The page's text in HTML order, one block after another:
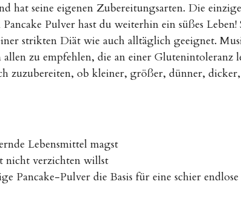
hat seine eigenen Zubereitungsarten. Die
Pulver hast du weiterhin ein süßes
strikten Diät wie auch alltäglich geeignet.
zu empfehlen, die an einer Glutenintoleranz
zuzubereiten, ob kleiner, größer, dünner,
Lebensmittel magst
nicht verzichten willst
Pancake-Pulver die Basis für eine schier